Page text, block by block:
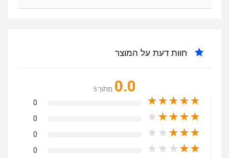
חוות דעת על המוצר
0.0 מִתוֹך 5
★
★
★
★
★
0
★
★
★
★
★
0
★
★
★
★
★
0
★
★
★
★
★
0